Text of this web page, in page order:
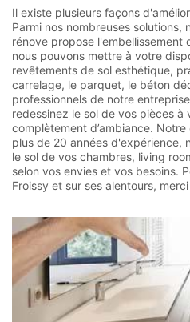
Il existe plusieurs façons
Parmi nos nombreuses
rénove propose l'embellissement
nous pouvons mettre à votre
revêtements de sol esthétique,
carrelage, le parquet, le béton
professionnels de notre
redessinez le sol de vos pièces
complètement d’ambiance.
plus de 20 années d'expérience,
le sol de vos chambres, living
selon vos envies et vos besoins.
Froissy et sur ses alentours,